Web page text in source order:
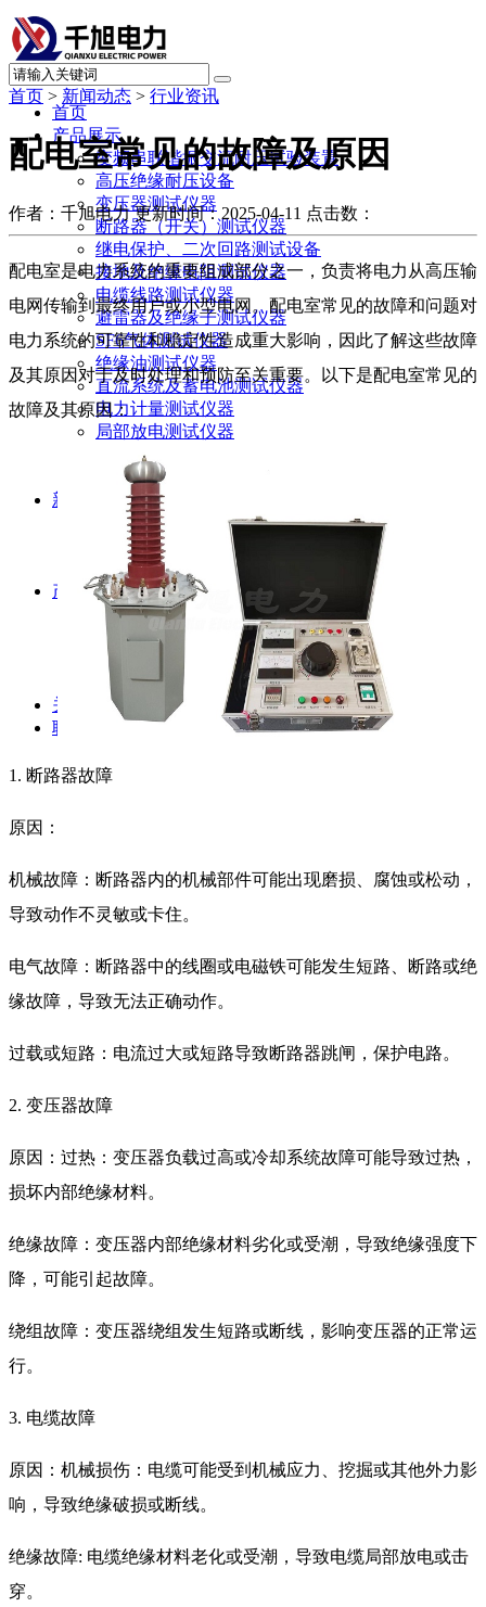
首页
产品展示
变频串联谐振交流耐压试验装置
高压绝缘耐压设备
变压器测试仪器
断路器（开关）测试仪器
继电保护、二次回路测试设备
接地及绝缘电阻测试仪器
电缆线路测试仪器
避雷器及绝缘子测试仪器
SF6气体测试仪器
绝缘油测试仪器
直流系统及蓄电池测试仪器
电力计量测试仪器
局部放电测试仪器
承试升资质试验设备
其他
新闻动态
公司动态
行业资讯
解决方案
产品案例
指导书
培训方案
详情案例
实用工具
关于我们
联系我们
首页 > 新闻动态 > 行业资讯
配电室常见的故障及原因
作者：千旭电力 更新时间：2025-04-11 点击数：
配电室是电力系统的重要组成部分之一，负责将电力从高压输
电网传输到最终用户或小型电网。配电室常见的故障和问题对
电力系统的可靠性和稳定性造成重大影响，因此了解这些故障
及其原因对于及时处理和预防至关重要。以下是配电室常见的
故障及其原因：
1. 断路器故障
原因：
机械故障：断路器内的机械部件可能出现磨损、腐蚀或松动，
导致动作不灵敏或卡住。
电气故障：断路器中的线圈或电磁铁可能发生短路、断路或绝
缘故障，导致无法正确动作。
过载或短路：电流过大或短路导致断路器跳闸，保护电路。
2. 变压器故障
原因：过热：变压器负载过高或冷却系统故障可能导致过热，
损坏内部绝缘材料。
绝缘故障：变压器内部绝缘材料劣化或受潮，导致绝缘强度下
降，可能引起故障。
绕组故障：变压器绕组发生短路或断线，影响变压器的正常运
行。
3. 电缆故障
原因：机械损伤：电缆可能受到机械应力、挖掘或其他外力影
响，导致绝缘破损或断线。
绝缘故障: 电缆绝缘材料老化或受潮，导致电缆局部放电或击
穿。